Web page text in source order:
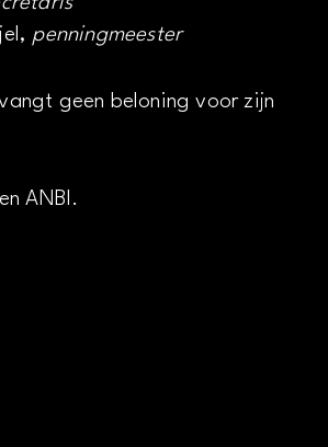
penningmeester
geen beloning voor zijn
ANBI.